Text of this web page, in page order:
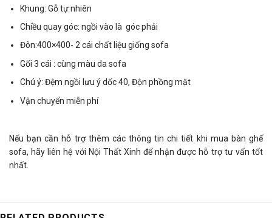
Khung: Gỗ tự nhiên
Chiều quay góc: ngồi vào là góc phải
Đôn:400×400- 2 cái chất liệu giống sofa
Gối 3 cái : cùng màu da sofa
Chú ý: Đệm ngồi lưu ý dốc 40, Độn phồng mặt
Vận chuyển miễn phí
Nếu bạn cần hỗ trợ thêm các thông tin chi tiết khi mua bàn ghế
sofa, hãy liên hệ với Nội Thất Xinh để nhận được hỗ trợ tư vấn tốt
nhất.